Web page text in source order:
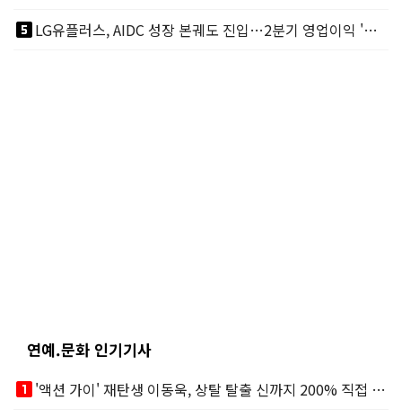
looks_5
LG유플러스, AIDC 성장 본궤도 진입…2분기 영업이익 '역대 최대'
연예.문화 인기기사
looks_one
'액션 가이' 재탄생 이동욱, 상탈 탈출 신까지 200% 직접 소화